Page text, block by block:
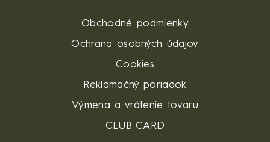
Obchodné podmienky
Ochrana osobných údajov
Cookies
Reklamačný poriadok
Výmena a vrátenie tovaru
CLUB CARD